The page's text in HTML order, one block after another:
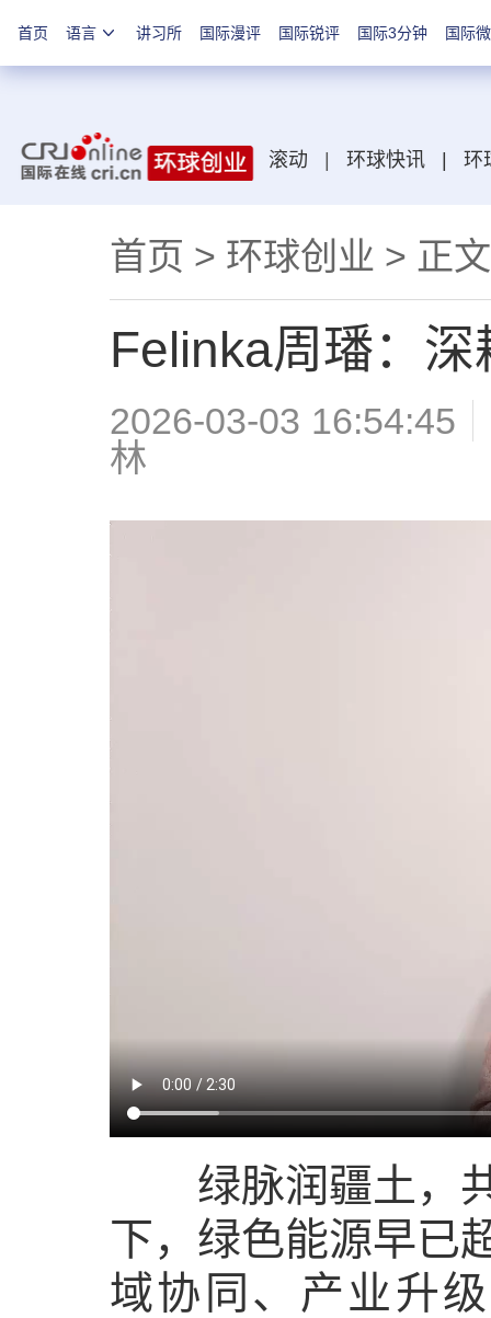
首页 语言 讲习所 国际漫评 国际锐评 国际3分钟 国际
滚动 环球快讯 环
首页 > 环球创业 > 正文
Felinka周璠：
2026-03-03 16:54:45
林
绿脉润疆土，共
下，绿色能源早已
域协同、产业升